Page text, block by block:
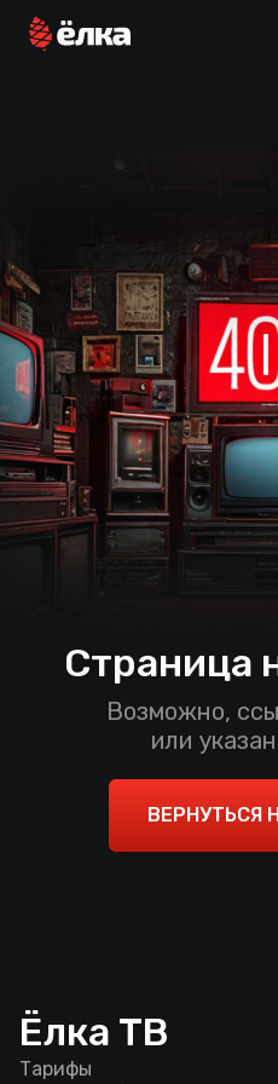
Страница
Возможно,
или
ВЕРНУТЬСЯ
Ёлка ТВ
Тарифы